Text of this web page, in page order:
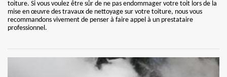
toiture. Si vous voulez être sûr de ne pas endommager votre toit lors de la
mise en œuvre des travaux de nettoyage sur votre toiture, nous vous
recommandons vivement de penser à faire appel à un prestataire
professionnel.